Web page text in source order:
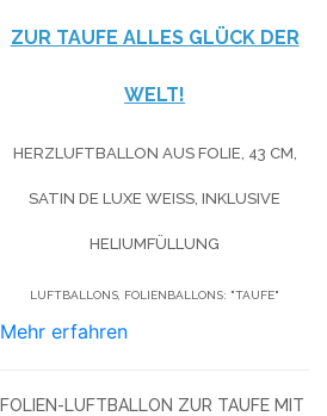
ZUR TAUFE ALLES GLÜCK DER
WELT!
HERZLUFTBALLON AUS FOLIE, 43 CM,
SATIN DE LUXE WEISS, INKLUSIVE H
ELIUMFÜLLUNG
LUFTBALLONS, FOLIENBALLONS: "TAUFE"
Mehr erfahren
FOLIEN-LUFTBALLON ZUR TAUFE MIT